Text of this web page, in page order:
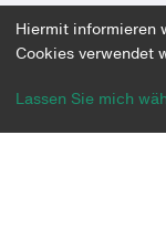
Über uns
Hiermit informieren
Cookies verwendet
Lassen Sie mich